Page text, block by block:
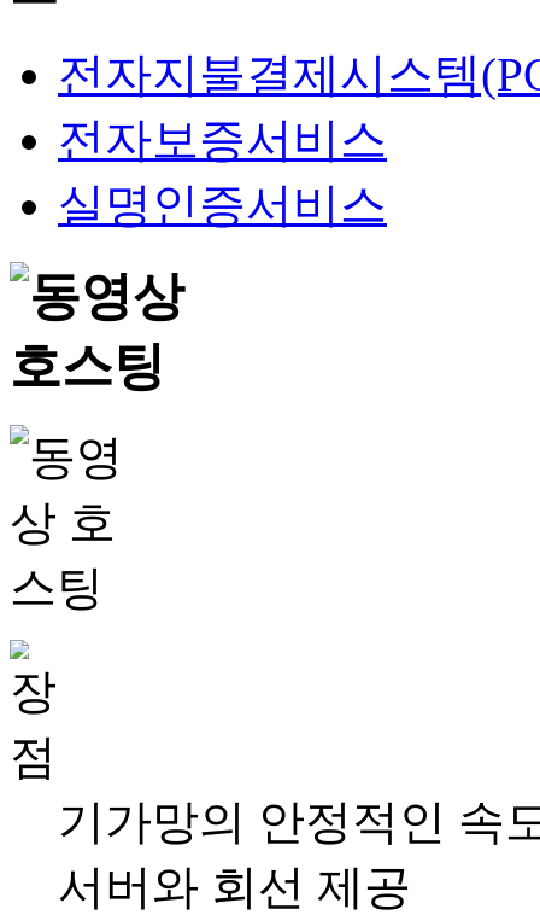
전자지불결제시스템
전자보증서비스
실명인증서비스
기가망의 안정적인 속
서버와 회선 제공